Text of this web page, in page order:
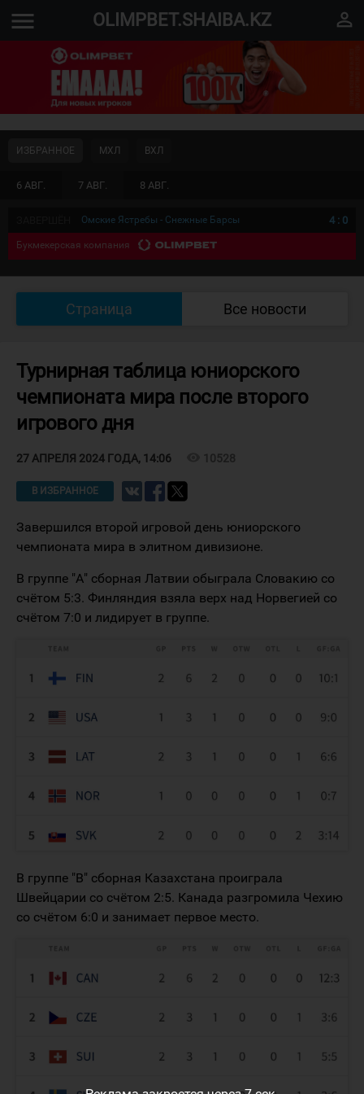
menu OLIMPBET.SHAIBA.KZ perm_identity
6 АВГ. 7 АВГ. 8 АВГ.
ИЗБРАННОЕ МХЛ ВХЛ
Омские Ястребы - Снежные Барсы 4: 0
Букмекерская компания
Страница Все новости
Турнирная таблица юниорского
чемпионата мира после второго
игрового дня
27 АПРЕЛЯ 2024 ГОДА, 14:06 10528
В ИЗБРАННОЕ
Завершился второй игровой день юниорского
чемпионата мира в элитном дивизионе.
В группе "А" сборная Латвии обыграла Словакию со
счётом 5:3. Финляндия взяла верх над Норвегией со
счётом 7:0 и лидирует в группе.
В группе "В" сборная Казахстана проиграла
Швейцарии со счётом 2:5. Канада разгромила Чехию
со счётом 6:0 и занимает первое место.